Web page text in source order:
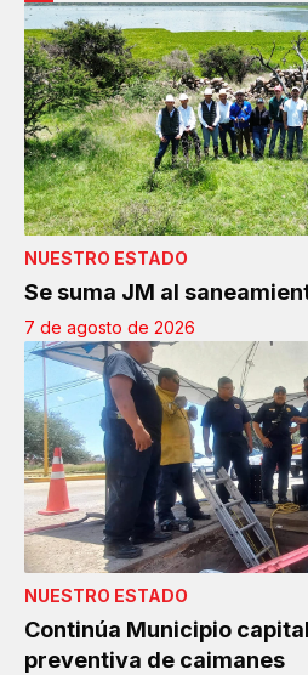
NUESTRO ESTADO
Se suma JM al
7 de agosto de 2026
NUESTRO ESTADO
Continúa Municipio
preventiva de caimanes